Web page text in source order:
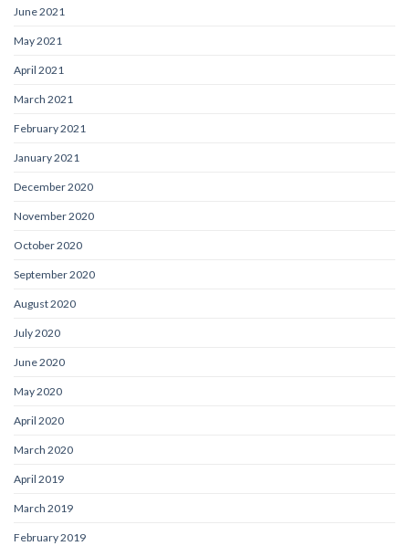
June 2021
May 2021
April 2021
March 2021
February 2021
January 2021
December 2020
November 2020
October 2020
September 2020
August 2020
July 2020
June 2020
May 2020
April 2020
March 2020
April 2019
March 2019
February 2019